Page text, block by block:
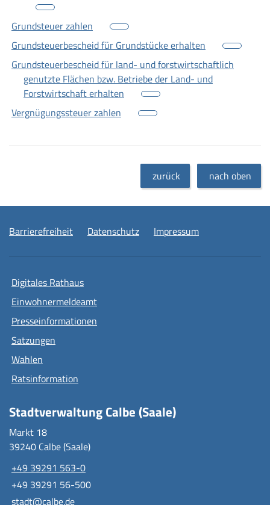
Grundsteuer zahlen
Grundsteuerbescheid für Grundstücke erhalten
Grundsteuerbescheid für land- und forstwirtschaftlich
genutzte Flächen bzw. Betriebe der Land- und
Forstwirtschaft erhalten
Vergnügungssteuer zahlen
zurück nach oben
Barrierefreiheit Datenschutz Impressum
Digitales Rathaus
Einwohnermeldeamt
Presseinformationen
Satzungen
Wahlen
Ratsinformation
Stadtverwaltung Calbe (Saale)
Markt 18
39240 Calbe (Saale)
+49 39291 563-0
+49 39291 56-500
stadt@calbe.de